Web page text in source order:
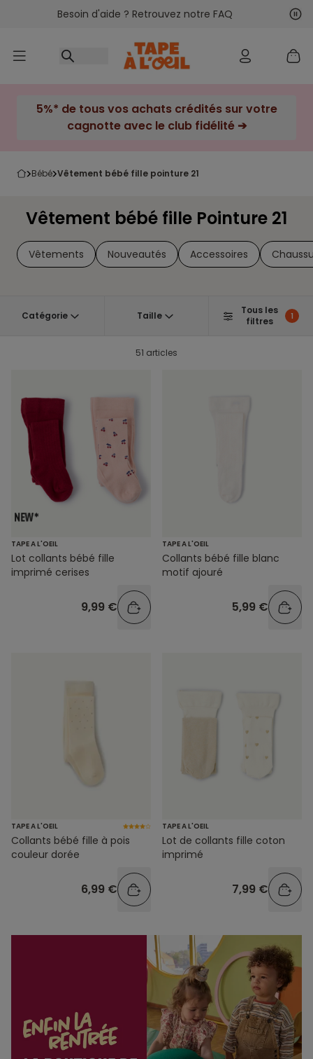
Accéder au contenu
Besoin d'aide ? Retrouvez notre FAQ
5%* de tous vos achats crédités sur votre
cagnotte avec le club fidélité ➔
bébé vêtement bébé fille pointure 21
Vêtement bébé fille Pointure 21
Vêtements Nouveautés Accessoires
Catégorie Taille
Tous les
filtres
1
51 articles
TAPE A L'OEIL
Lot collants bébé fille
imprimé cerises
9,99 €
TAPE A L'OEIL
Collants bébé fille blanc
motif ajouré
5,99 €
TAPE A L'OEIL
Collants bébé fille à pois
couleur dorée
6,99 €
TAPE A L'OEIL
Lot de collants fille coton
imprimé
7,99 €